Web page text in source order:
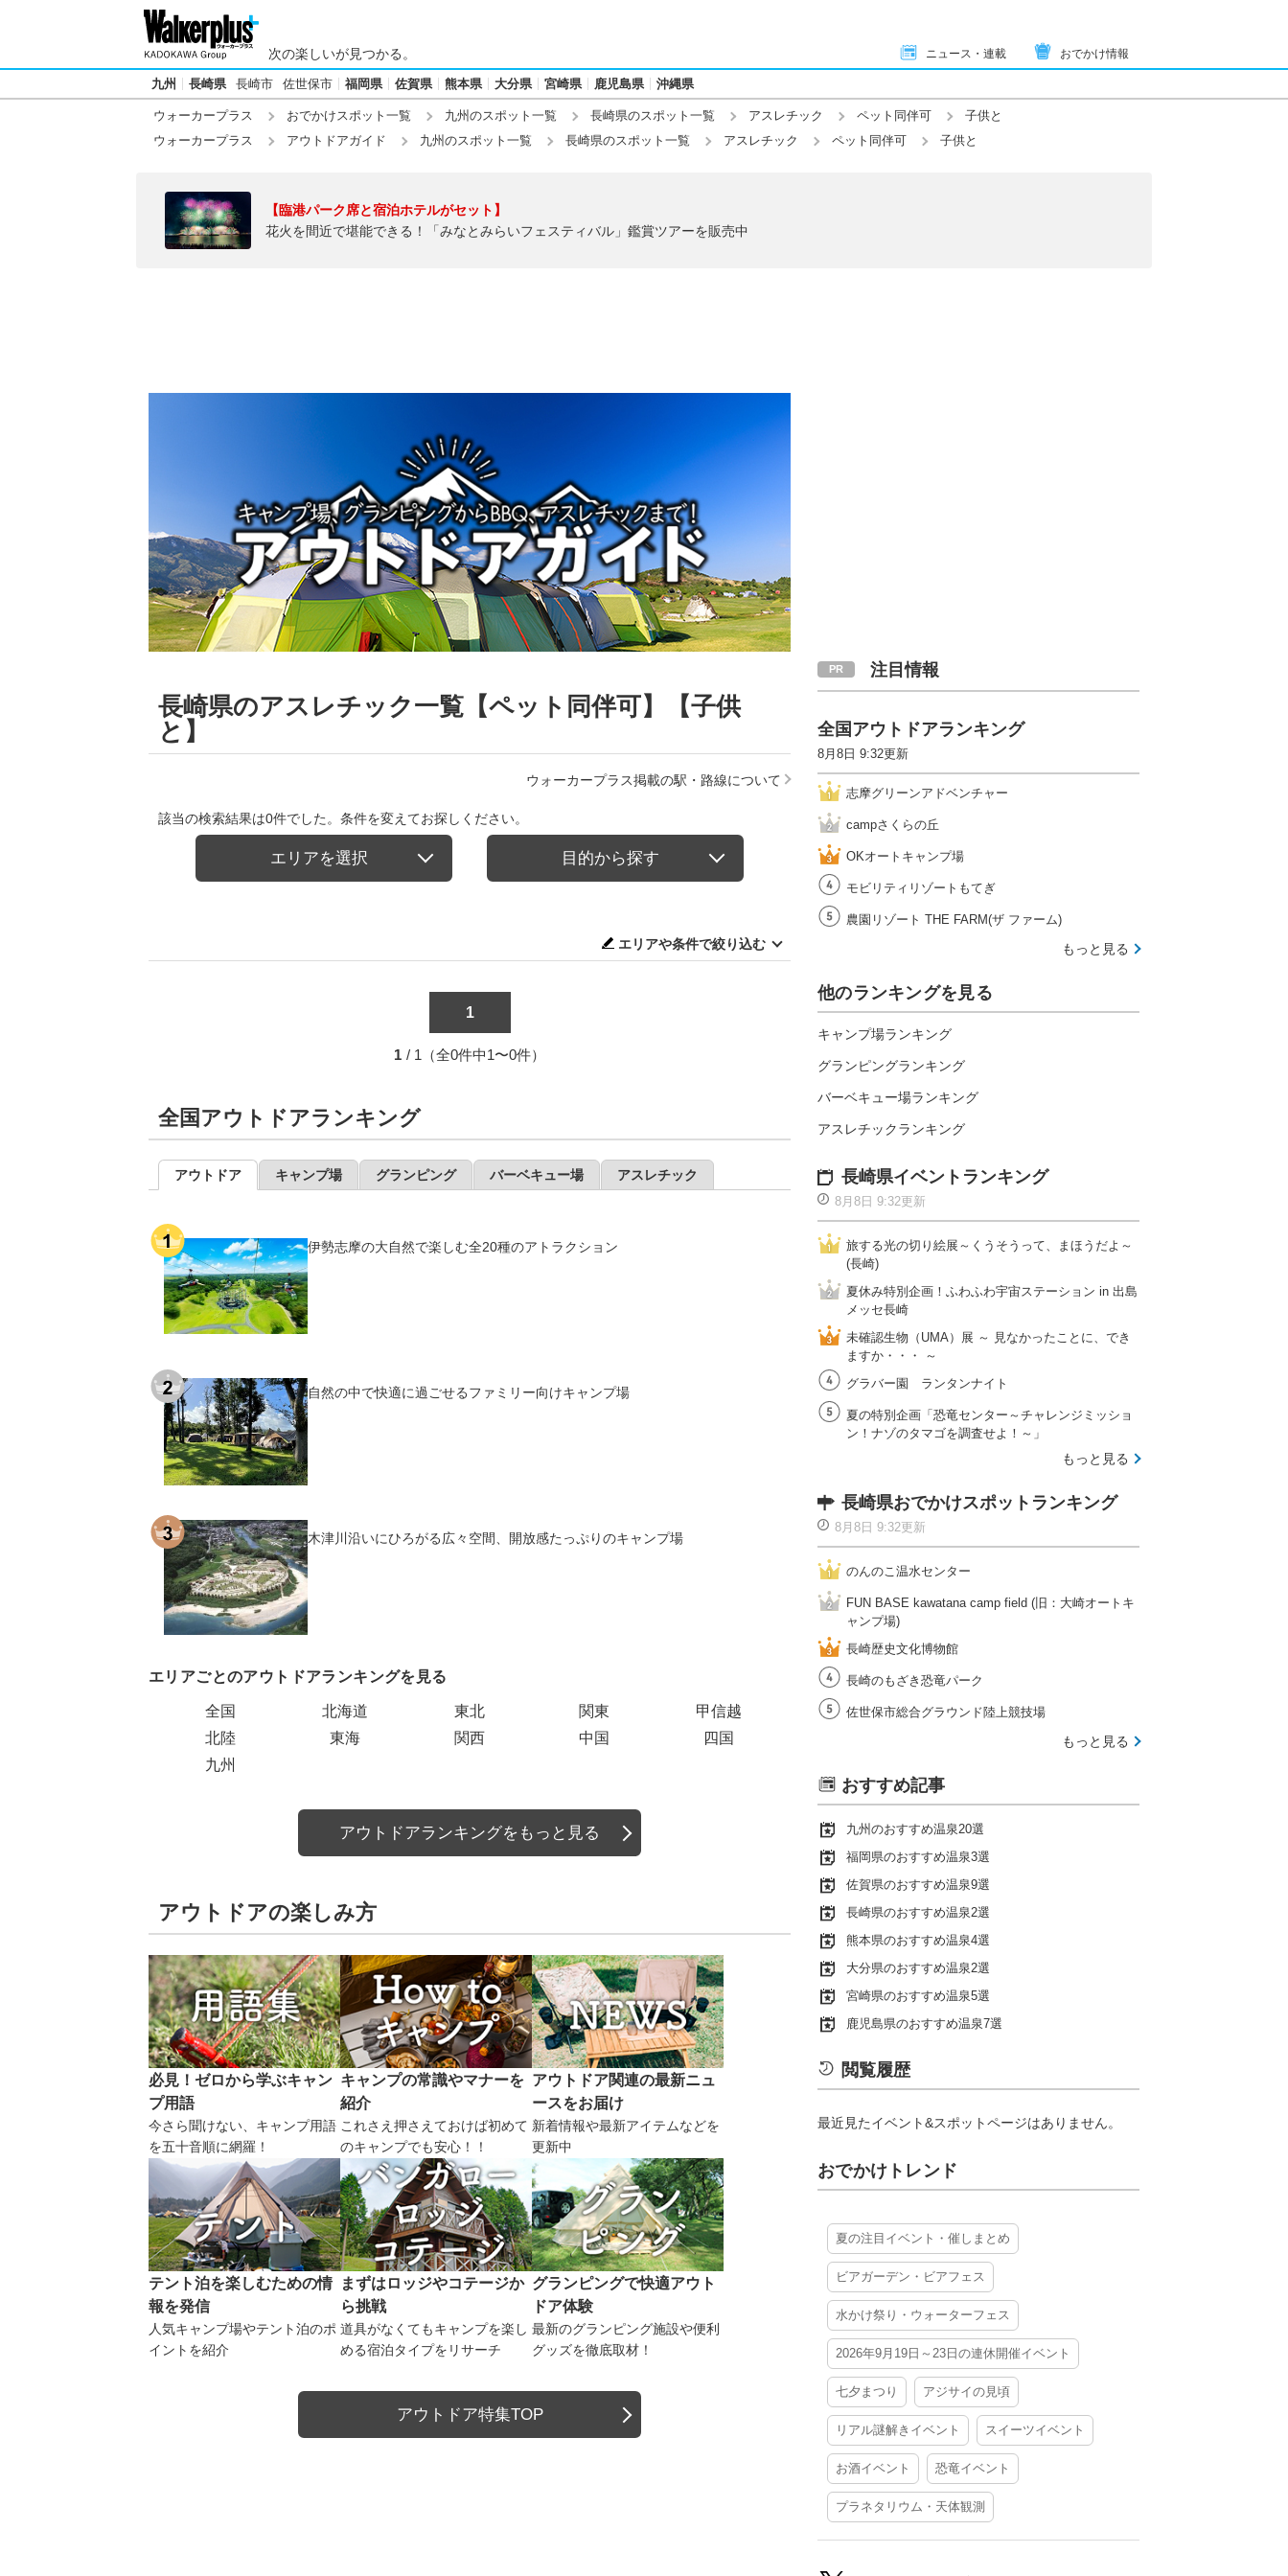
次の楽しいが見つかる。 ニュース・連載 おでかけ情報
九州 長崎県 長崎市 佐世保市 福岡県 佐賀県 熊本県 大分県 宮崎県 鹿児島県 沖縄県
ウォーカープラス おでかけスポット一覧 九州のスポット一覧 長崎県のスポット一覧 アスレチック ペット同伴可
子供と
ウォーカープラス
アウトドアガイド 九州のスポット一覧 長崎県のスポット一覧 アスレチック ペット同伴可 子供と
【臨港パーク席と宿泊ホテルがセット】
花火を間近で堪能できる！「みなとみらいフェスティバル」鑑賞ツアーを販売中
長崎県のアスレチック一覧【ペット同伴可】【子供
と】
ウォーカープラス掲載の駅・路線について
該当の検索結果は0件でした。条件を変えてお探しください。
エリアを選択 目的から探す
エリアや条件で絞り込む
1
1 / 1（全0件中1〜0件）
全国アウトドアランキング
アウトドア キャンプ場 グランピング バーベキュー場 アスレチック
伊勢志摩の大自然で楽しむ全20種のアトラクション
自然の中で快適に過ごせるファミリー向けキャンプ場
木津川沿いにひろがる広々空間、開放感たっぷりのキャンプ場
エリアごとのアウトドアランキングを見る
全国 北海道 東北 関東
甲信越
北陸
東海 関西 中国
四国
九州
アウトドアランキングをもっと見る
伊勢志摩の大自然で楽しむ全20種のアトラクション
自然の中で快適に過ごせるファミリー向けキャンプ場
エリアごとのキャンプ場ランキングを見る
全国 北海道
関西
キャンプ場ランキングをもっと見る
アウトドアの楽しみ方
必見！ゼロから学ぶキャン
プ用語
今さら聞けない、キャンプ用語
を五十音順に網羅！
キャンプの常識やマナーを
紹介
これさえ押さえておけば初めて
のキャンプでも安心！！
アウトドア関連の最新ニュ
ースをお届け
新着情報や最新アイテムなどを
更新中
テント泊を楽しむための情
報を発信
人気キャンプ場やテント泊のポ
イントを紹介
まずはロッジやコテージか
ら挑戦
道具がなくてもキャンプを楽し
める宿泊タイプをリサーチ
グランピングで快適アウト
ドア体験
最新のグランピング施設や便利
グッズを徹底取材！
アウトドア特集TOP
注目情報
全国アウトドアランキング
8月8日 9:32更新
志摩グリーンアドベンチャー
campさくらの丘
OKオートキャンプ場
モビリティリゾートもてぎ
農園リゾート THE FARM(ザ ファーム)
もっと見る
他のランキングを見る
キャンプ場ランキング
グランピングランキング
バーベキュー場ランキング
アスレチックランキング
長崎県イベントランキング
8月8日 9:32更新
旅する光の切り絵展～くうそうって、まほうだよ～
(長崎)
夏休み特別企画！ふわふわ宇宙ステーション in 出島
メッセ長崎
未確認生物（UMA）展 ～ 見なかったことに、でき
ますか・・・ ～
グラバー園 ランタンナイト
夏の特別企画「恐竜センター～チャレンジミッショ
ン！ナゾのタマゴを調査せよ！～」
もっと見る
長崎県おでかけスポットランキング
8月8日 9:32更新
のんのこ温水センター
FUN BASE kawatana camp field (旧：大崎オートキ
ャンプ場)
長崎歴史文化博物館
長崎のもざき恐竜パーク
佐世保市総合グラウンド陸上競技場
もっと見る
おすすめ記事
九州のおすすめ温泉20選
福岡県のおすすめ温泉3選
佐賀県のおすすめ温泉9選
長崎県のおすすめ温泉2選
熊本県のおすすめ温泉4選
大分県のおすすめ温泉2選
宮崎県のおすすめ温泉5選
鹿児島県のおすすめ温泉7選
閲覧履歴
最近見たイベント&スポットページはありません。
おでかけトレンド
夏の注目イベント・催しまとめ
ビアガーデン・ビアフェス
水かけ祭り・ウォーターフェス
2026年9月19日～23日の連休開催イベント
七夕まつり アジサイの見頃
リアル謎解きイベント スイーツイベント
お酒イベント 恐竜イベント
プラネタリウム・天体観測